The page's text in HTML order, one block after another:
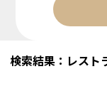
検索結果：レスト